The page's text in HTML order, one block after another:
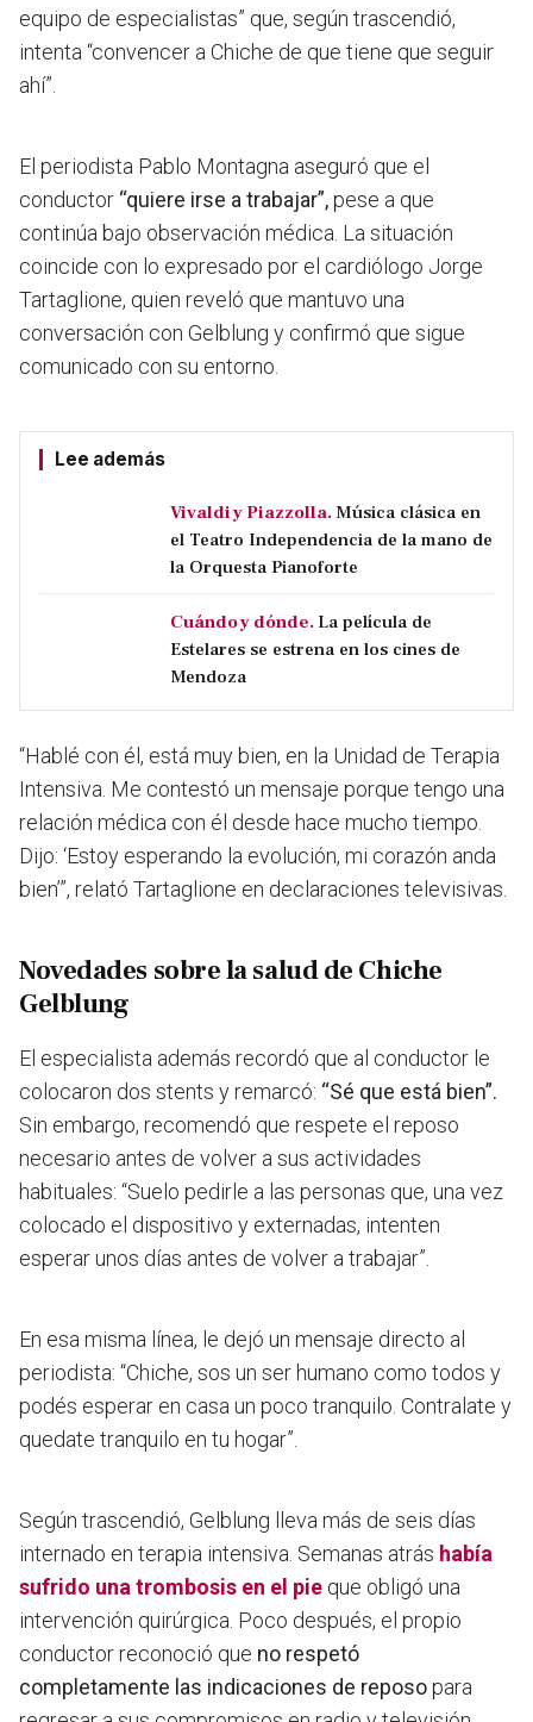
equipo de especialistas” que, según trascendió,
intenta “convencer a Chiche de que tiene que seguir
ahí”.
El periodista Pablo Montagna aseguró que el
conductor “quiere irse a trabajar”,pese a que
continúa bajo observación médica. La situación
coincide con lo expresado por el cardiólogo Jorge
Tartaglione, quien reveló que mantuvo una
conversación con Gelblung y confirmó que sigue
comunicado con su entorno.
Lee además
Vivaldi y Piazzolla. Música clásica en
el Teatro Independencia de la mano de
la Orquesta Pianoforte
Cuándo y dónde. La película de
Estelares se estrena en los cines de
Mendoza
“Hablé con él, está muy bien, en la Unidad de Terapia
Intensiva. Me contestó un mensaje porque tengo una
relación médica con él desde hace mucho tiempo.
Dijo: ‘Estoy esperando la evolución, mi corazón anda
bien’”, relató Tartaglione en declaraciones televisivas.
Novedades sobre la salud de Chiche
Gelblung
El especialista además recordó que al conductor le
colocaron dos stents y remarcó: “Sé que está bien”.
Sin embargo, recomendó que respete el reposo
necesario antes de volver a sus actividades
habituales: “Suelo pedirle a las personas que, una vez
colocado el dispositivo y externadas, intenten
esperar unos días antes de volver a trabajar”.
En esa misma línea, le dejó un mensaje directo al
periodista: “Chiche, sos un ser humano como todos y
podés esperar en casa un poco tranquilo. Contralate y
quedate tranquilo en tu hogar”.
Según trascendió, Gelblung lleva más de seis días
internado en terapia intensiva. Semanas atrás había
sufrido una trombosis en el pie que obligó una
intervención quirúrgica. Poco después, el propio
conductor reconoció que no respetó
completamente las indicaciones de reposopara